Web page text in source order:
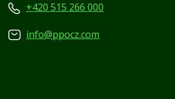
+420 515 266 000
info@ppocz.com